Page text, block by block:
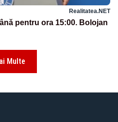
Realitatea.NET
pentru ora 15:00. Bolojan
Multe